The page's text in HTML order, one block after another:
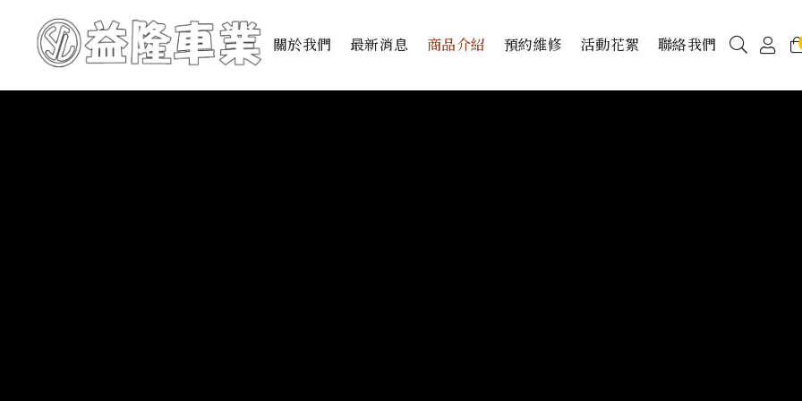
關於我們 最新消息 商品介紹 預約維修 活動花絮 聯絡我們